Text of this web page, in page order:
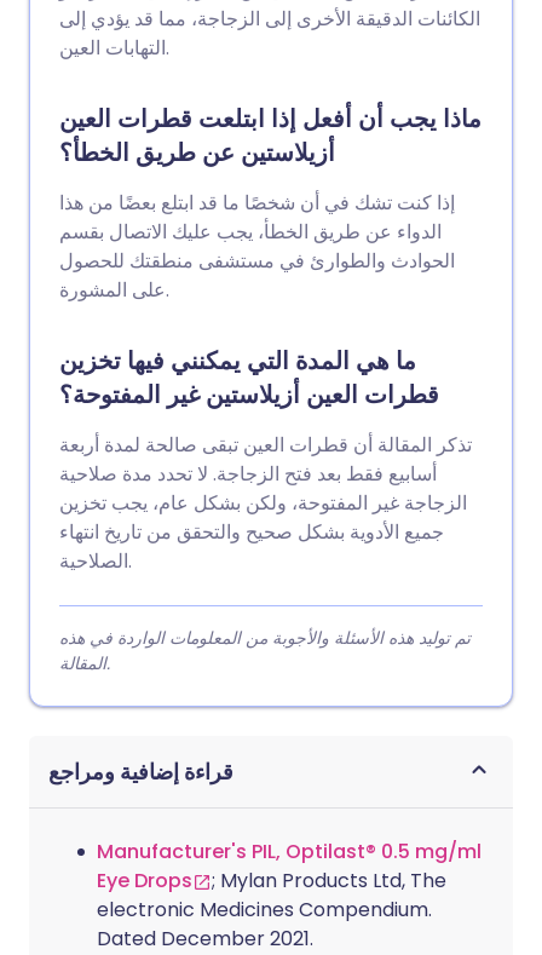
الكائنات الدقيقة الأخرى إلى الزجاجة، مما قد يؤدي إلى
التهابات العين.
ماذا يجب أن أفعل إذا ابتلعت قطرات العين
أزيلاستين عن طريق الخطأ؟
إذا كنت تشك في أن شخصًا ما قد ابتلع بعضًا من هذا
الدواء عن طريق الخطأ، يجب عليك الاتصال بقسم
الحوادث والطوارئ في مستشفى منطقتك للحصول
على المشورة.
ما هي المدة التي يمكنني فيها تخزين
قطرات العين أزيلاستين غير المفتوحة؟
تذكر المقالة أن قطرات العين تبقى صالحة لمدة أربعة
أسابيع فقط بعد فتح الزجاجة. لا تحدد مدة صلاحية
الزجاجة غير المفتوحة، ولكن بشكل عام، يجب تخزين
جميع الأدوية بشكل صحيح والتحقق من تاريخ انتهاء
الصلاحية.
تم توليد هذه الأسئلة والأجوبة من المعلومات الواردة في هذه
المقالة.
قراءة إضافية ومراجع
Manufacturer's PIL, Optilast® 0.5 mg/ml
Eye Drops
; Mylan Products Ltd, The
electronic Medicines Compendium.
Dated December 2021.